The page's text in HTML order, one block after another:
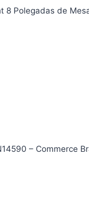
8 Polegadas de
– Commerce